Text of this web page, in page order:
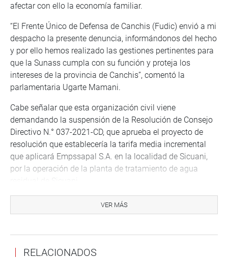
afectar con ello la economía familiar.
“El Frente Único de Defensa de Canchis (Fudic) envió a mi
despacho la presente denuncia, informándonos del hecho
y por ello hemos realizado las gestiones pertinentes para
que la Sunass cumpla con su función y proteja los
intereses de la provincia de Canchis”, comentó la
parlamentaria Ugarte Mamani.
Cabe señalar que esta organización civil viene
demandando la suspensión de la Resolución de Consejo
Directivo N.° 037-2021-CD, que aprueba el proyecto de
resolución que establecería la tarifa media incremental
que aplicará Empssapal S.A. en la localidad de Sicuani,
por la operación de la planta de tratamiento de agua
VER MÁS
RELACIONADOS